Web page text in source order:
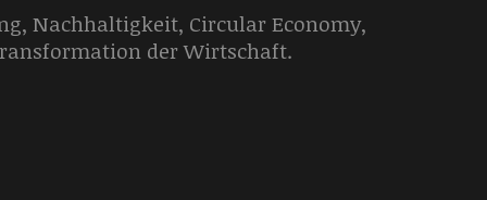
Nachhaltigkeit, Circular Economy,
der Wirtschaft.